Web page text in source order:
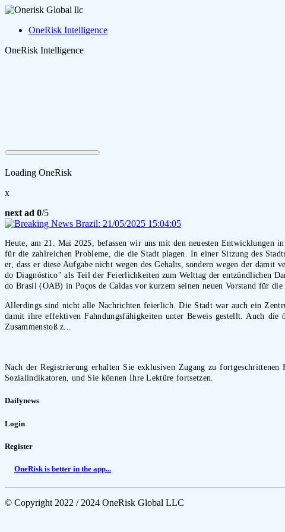
OneRisk Intelligence
OneRisk Intelligence
Loading OneRisk
x
next ad 0/5
Heute, am 21. Mai 2025, befassen wir uns mit den neuesten Entwicklungen
für die zahlreichen Probleme, die die Stadt plagen. In einer Sitzung des
er, dass er diese Aufgabe nicht wegen des Gehalts, sondern wegen der
do Diagnóstico" als Teil der Feierlichkeiten zum Welttag der entzündlichen
do Brasil (OAB) in Poços de Caldas vor kurzem seinen neuen Vorstand für
Allerdings sind nicht alle Nachrichten feierlich. Die Stadt war auch ein
damit ihre effektiven Fahndungsfähigkeiten unter Beweis gestellt. Auch
Zusammenstoß z...
Nach der Registrierung erhalten Sie exklusiven Zugang zu
Sozialindikatoren, und Sie können Ihre Lektüre fortsetzen.
Dailynews
Login
Register
OneRisk is better in the app...
© Copyright 2022 / 2024 OneRisk Global LLC